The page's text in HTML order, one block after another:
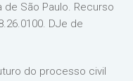
de São Paulo. Recurso
DJe de
do processo civil